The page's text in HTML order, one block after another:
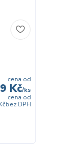
cena od
Kč/ks
cena od
bez DPH